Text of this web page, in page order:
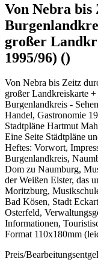
Von Nebra bis
großer
1995/96) ()
Von Nebra bis Zeitz
großer Landkreiskarte
Burgenlandkreis -
Handel, Gastronomie
Stadtpläne Hartmut
Eine Seite Städtpläne
Heftes: Vorwort,
Burgenlandkreis,
Dom zu Naumburg,
der Weißen Elster, das
Moritzburg,
Bad Kösen, Stadt
Osterfeld,
Informationen,
Format 110x180mm
Preis/